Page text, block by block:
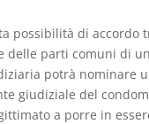
possibilità di accordo
delle parti comuni di
potrà nominare
giudiziale del
a porre in